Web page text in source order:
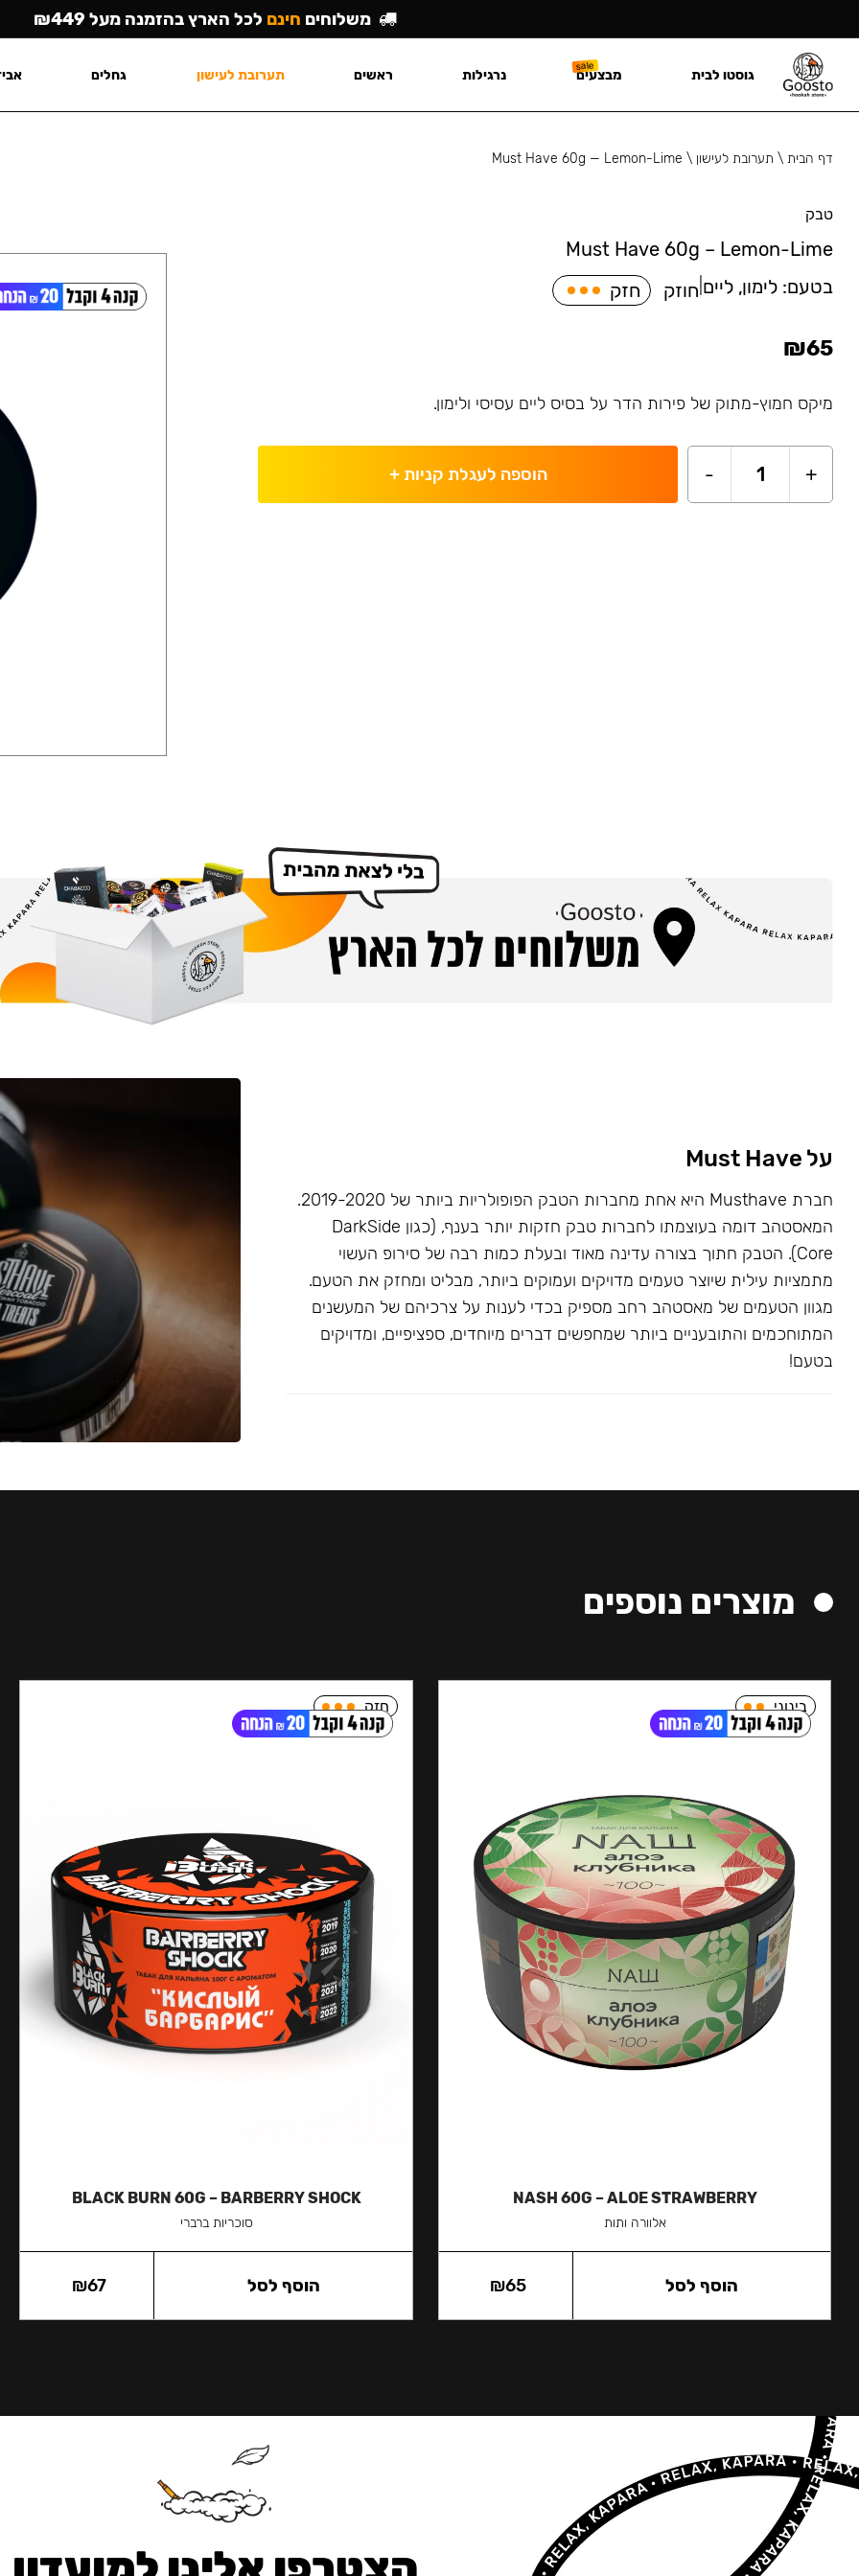
דף הבית\ תערובת לעישון \
Must Have 60g — Lemon-Lime
טבק
Must Have 60g – Lemon-Lime
בטעם: לימון, ליים חוזק חזק
₪65
מיקס חמוץ-מתוק של פירות הדר על בסיס ליים עסיסי ולימון.
+
1
- הוספה לעגלת קניות+
על Must Have
חברת Musthave היא אחת מחברות הטבק הפופולריות ביותר של 2019-2020.
המאסטהב דומה בעוצמתו לחברות טבק חזקות יותר בענף, (כגון DarkSide
Core). הטבק חתוך בצורה עדינה מאוד ובעלת כמות רבה של סירופ העשוי
מתמציות עילית שיוצר טעמים מדויקים ועמוקים ביותר, מבליט ומחזק את הטעם.
מגוון הטעמים של מאסטהב רחב מספיק בכדי לענות על צרכיהם של המעשנים
המתוחכמים והתובעניים ביותר שמחפשים דברים מיוחדים, ספציפיים, ומדויקים
בטעם!
מוצרים נוספים
בינוני
NASH 60G – ALOE STRAWBERRY
אלוורה ותות
₪65 הוסף לסל
חזק
BLACK BURN 60G – BARBERRY SHOCK
סוכריות ברברי
₪67 הוסף לסל
משלוחים חינם לכל הארץ בהזמנה מעל ₪449
גוסטו לבית מבצעים נרגילות ראשים תערובת לעישון גחלים